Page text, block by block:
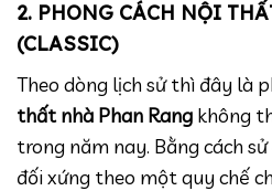
2. PHONG CÁCH NỘI
(CLASSIC)
Theo dòng lịch sử thì đây là
thất nhà Phan Rang không
trong năm nay. Bằng cách
đối xứng theo một quy chế